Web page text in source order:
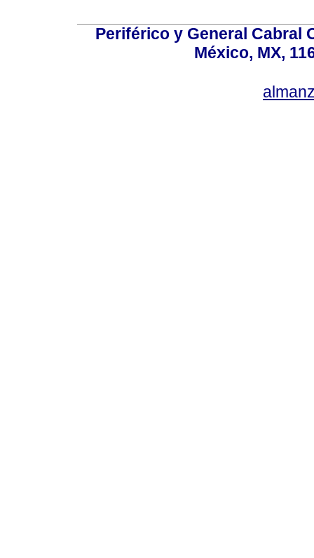
Periférico y General Cabral
México, MX,